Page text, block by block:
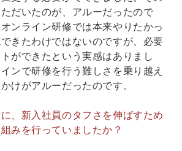
だいたのが、アルーだったので
ンライン研修では本来やりたかっ
きたわけではないのですが、必要
ができたという実感はありまし
ンで研修を行う難しさを乗り越え
けがアルーだったのです。
、新入社員のタフさを伸ばすため
みを行っていましたか？